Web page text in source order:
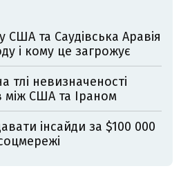
США та Саудівська Аравія
і кому це загрожує
тлі невизначеності
між США та Іраном
інсайди за $100 000